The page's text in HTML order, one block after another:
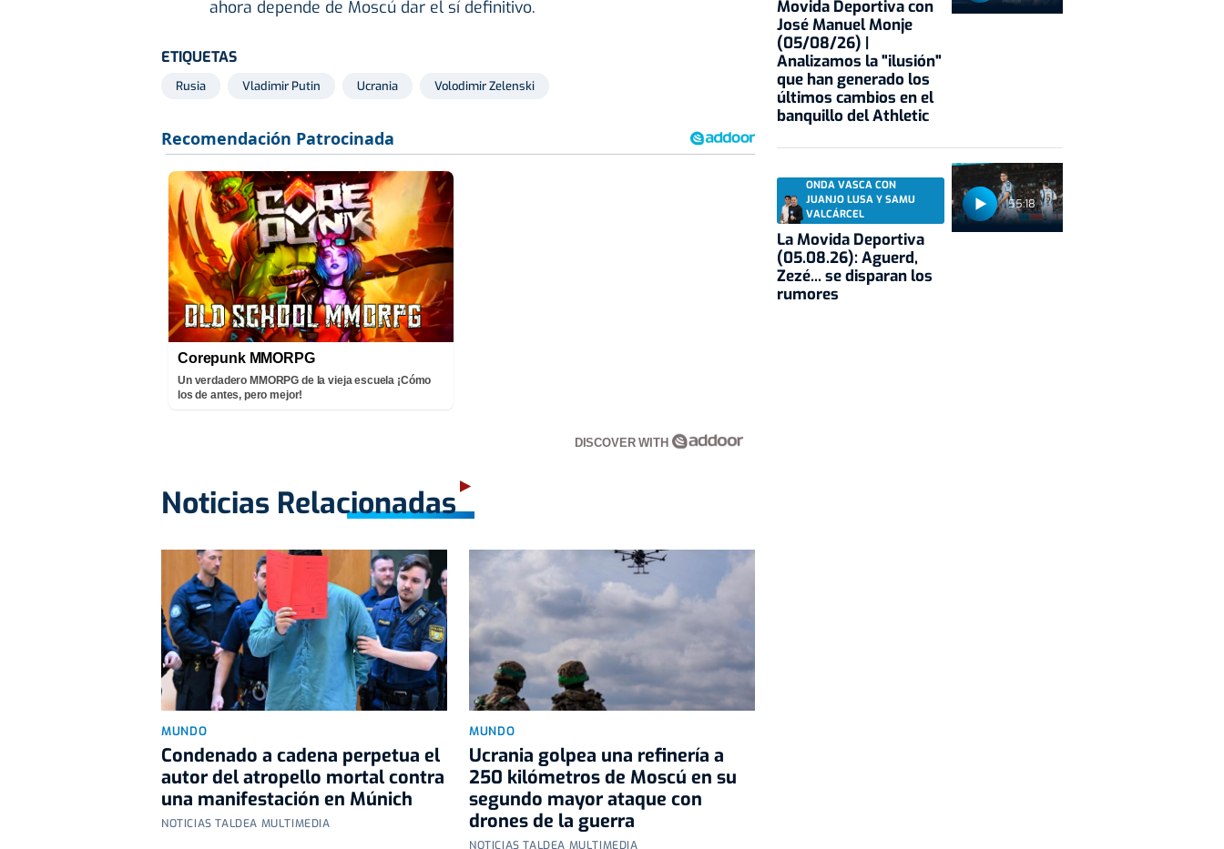
ahora depende de Moscú dar el sí definitivo.
ETIQUETAS
Rusia Vladimir Putin Ucrania Volodimir Zelenski
Corepunk MMORPG
Un verdadero MMORPG de la vieja escuela ¡Cómo
los de antes, pero mejor!
DISCOVER WITH
Noticias Relacionadas
MUNDO
Condenado a cadena perpetua el
autor del atropello mortal contra
una manifestación en Múnich
NOTICIAS TALDEA MULTIMEDIA
MUNDO
Ucrania golpea una refinería a
250 kilómetros de Moscú en su
segundo mayor ataque con
drones de la guerra
NOTICIAS TALDEA MULTIMEDIA
Movida Deportiva con
José Manuel Monje
(05/08/26) |
Analizamos la "ilusión"
que han generado los
últimos cambios en el
banquillo del Athletic
55:18
ONDA VASCA CON
JUANJO LUSA Y SAMU
VALCÁRCEL
La Movida Deportiva
(05.08.26): Aguerd,
Zezé... se disparan los
rumores